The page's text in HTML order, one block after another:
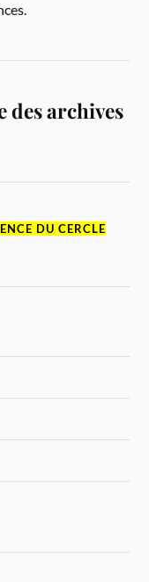
des archives
DU CERCLE